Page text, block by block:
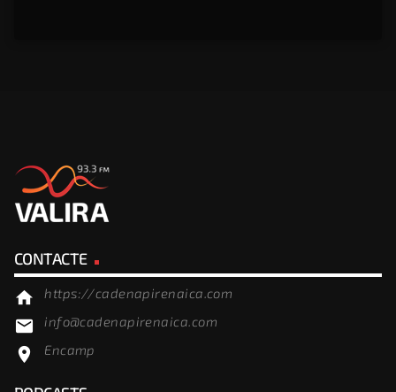
CONTACTE
home https://cadenapirenaica.com
email info@cadenapirenaica.com
location_on Encamp